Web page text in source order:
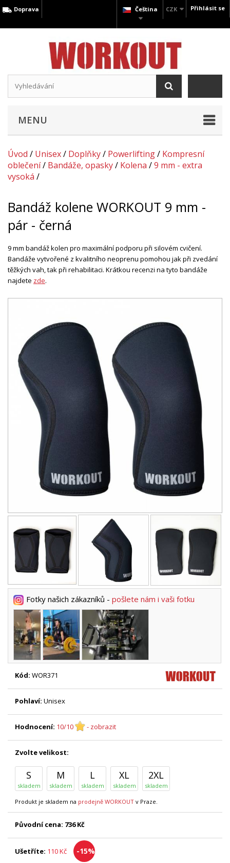
Přihlásit se
CZK
Čeština
Doprava
MENU
Úvod / Unisex/ Doplňky/ Powerlifting/ Kompresní
oblečení/ Bandáže, opasky/ Kolena /9 mm - extra
vysoká /
Bandáž kolene WORKOUT 9 mm -
pár - černá
9 mm bandáž kolen pro maximální podporu při silovém cvičení.
Bandáže vytvořené z kvalitního neoprenu pomohou jak při zvedání
těžkých vah, tak při rehabilitaci. Krátkou recenzi na tyto bandáže
najdete zde.
Fotky našich zákazníků - pošlete nám i vaši fotku
Kód: WOR371
Pohlaví: Unisex
Hodnocení: 10/10 - zobrazit
Zvolte velikost:
S
skladem
M
skladem
L
skladem
XL
skladem
2XL
skladem
Produkt je skladem na prodejně WORKOUT v Praze.
Původní cena: 736 Kč
Ušetříte: 110 Kč -15%